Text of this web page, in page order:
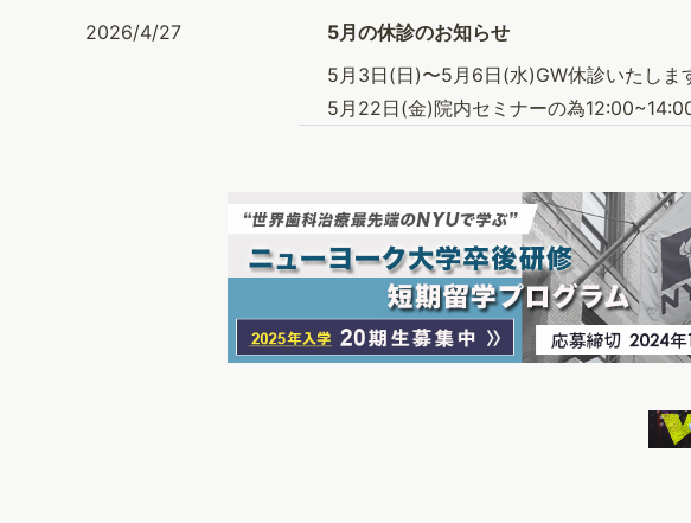
2026/4/27
5月の休診のお知らせ
5月3日(日)〜5月6日(水)GW休診いたしま
5月22日(金)院内セミナーの為